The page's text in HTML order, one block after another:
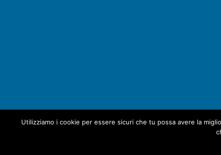
Utilizziamo i cookie per essere sicuri che tu possa avere la